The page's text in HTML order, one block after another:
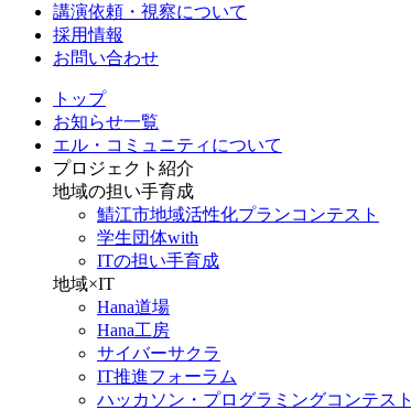
講演依頼・視察について
採用情報
お問い合わせ
トップ
お知らせ一覧
エル・コミュニティについて
プロジェクト紹介
地域の担い手育成
鯖江市地域活性化プランコンテスト
学生団体with
ITの担い手育成
地域×IT
Hana道場
Hana工房
サイバーサクラ
IT推進フォーラム
ハッカソン・プログラミングコンテスト